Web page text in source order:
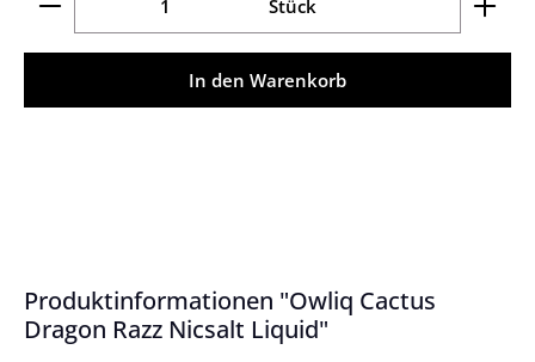
Stück
In den Warenkorb
Produktinformationen "Owliq Cactus
Dragon Razz Nicsalt Liquid"